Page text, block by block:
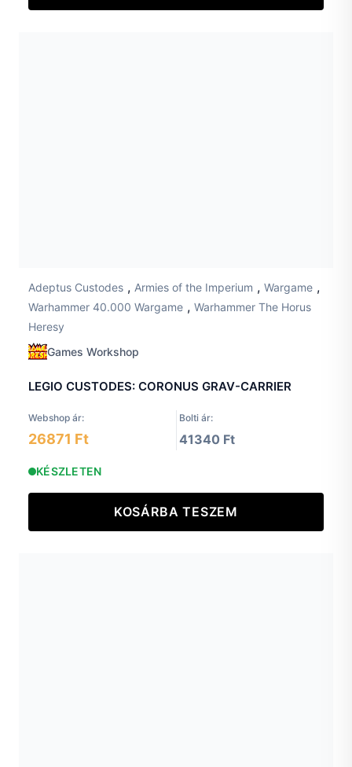
Adeptus Custodes , Armies of the Imperium , Wargame ,
Warhammer 40.000 Wargame , Warhammer The Horus
Heresy
Games Workshop
LEGIO CUSTODES: CORONUS GRAV-CARRIER
Webshop ár: Bolti ár:
26871 Ft 41340 Ft
KÉSZLETEN
KOSÁRBA TESZEM